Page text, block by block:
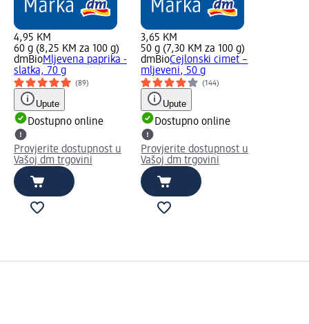
4,95 KM
60 g (8,25 KM za 100 g)
dmBioMljevena paprika -
slatka, 70 g
(89)
Upute
Dostupno online
Provjerite dostupnost u
Vašoj dm trgovini
3,65 KM
50 g (7,30 KM za 100 g)
dmBioCejlonski cimet –
mljeveni, 50 g
(144)
Upute
Dostupno online
Provjerite dostupnost u
Vašoj dm trgovini